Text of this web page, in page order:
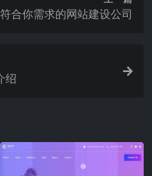
合你需求的网站建设公司
绍